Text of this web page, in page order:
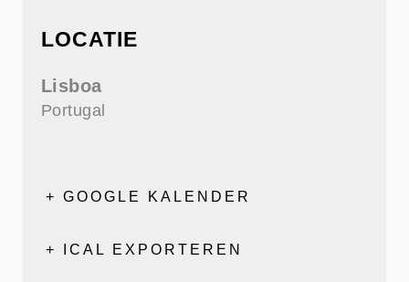
LOCATIE
Lisboa
Portugal
+ GOOGLE KALENDER
+ ICAL EXPORTEREN